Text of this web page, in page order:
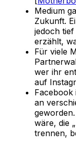
Medium
Zukunft.
jedoch tief
erzählt,
Für viele
wer ihr
auf
Facebook
an
wäre, die
trennen,